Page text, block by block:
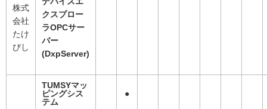
株式
会社
たけ
びし
クスプロー
ラOPCサー
バー
(DxpServer)
TUMSYマッ
ピングシス
テム
●